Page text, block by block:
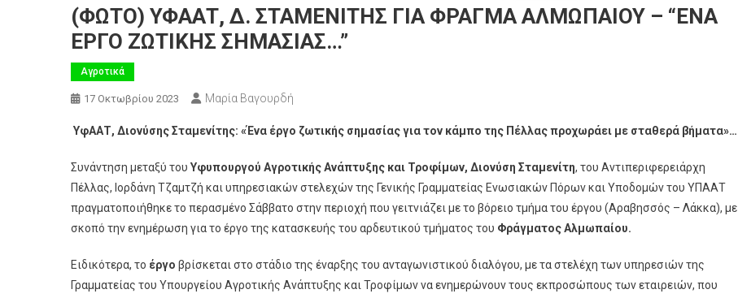
(ΦΩΤΟ) ΥΦΑΑΤ, Δ. ΣΤΑΜΕΝΙΤΗΣ ΓΙΑ ΦΡΑΓΜΑ ΑΛΜΩΠΑΙΟΥ – “ΕΝΑ
ΕΡΓΟ ΖΩΤΙΚΗΣ ΣΗΜΑΣΙΑΣ…”
Αγροτικά
17 Οκτωβρίου 2023 Μαρία Βαγουρδή
ΥφΑΑΤ, Διονύσης Σταμενίτης: «Ένα έργο ζωτικής σημασίας για τον κάμπο της Πέλλας προχωράει με σταθερά βήματα»…
Συνάντηση μεταξύ του Υφυπουργού Αγροτικής Ανάπτυξης και Τροφίμων, Διονύση Σταμενίτη, του Αντιπεριφερειάρχη
Πέλλας, Ιορδάνη Τζαμτζή και υπηρεσιακών στελεχών της Γενικής Γραμματείας Ενωσιακών Πόρων και Υποδομών του ΥΠΑΑΤ
πραγματοποιήθηκε το περασμένο Σάββατο στην περιοχή που γειτνιάζει με το βόρειο τμήμα του έργου (Αραβησσός – Λάκκα), με
σκοπό την ενημέρωση για το έργο της κατασκευής του αρδευτικού τμήματος του Φράγματος Αλμωπαίου.
Ειδικότερα, το έργο βρίσκεται στο στάδιο της έναρξης του ανταγωνιστικού διαλόγου, με τα στελέχη των υπηρεσιών της
Γραμματείας του Υπουργείου Αγροτικής Ανάπτυξης και Τροφίμων να ενημερώνουν τους εκπροσώπους των εταιρειών, που